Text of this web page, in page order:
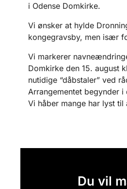
i Odense Domkirke.
Vi ønsker at hylde
kongegravsby, men især
Vi markerer
Domkirke den 15. august
nutidige “dåbstaler” ved
Arrangementet begynder i
Vi håber mange har lyst
Du vil